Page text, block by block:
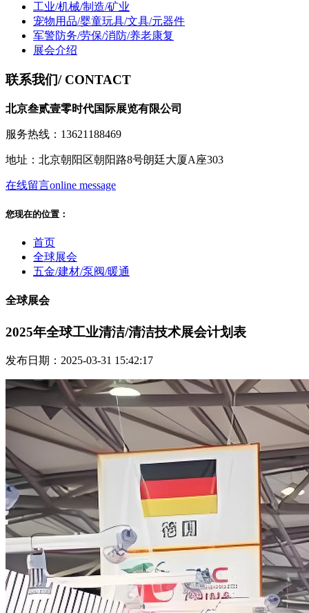
工业/机械/制造/矿业
宠物用品/婴童玩具/文具/元器件
军警防务/劳保/消防/养老康复
展会介绍
联系我们/ CONTACT
北京叁贰壹零时代国际展览有限公司
服务热线：13621188469
地址：北京朝阳区朝阳路8号朗廷大厦A座303
在线留言online message
您现在的位置：
首页
全球展会
五金/建材/泵阀/暖通
全球展会
2025年全球工业清洁/清洁技术展会计划表
发布日期：2025-03-31 15:42:17